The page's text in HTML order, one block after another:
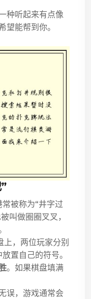
种听起来有点像
望能帮到你。
被称为“井字过
叫做圈圈叉叉，
上，两位玩家分别
置自己的符号。
。如果棋盘填满
误，游戏通常会